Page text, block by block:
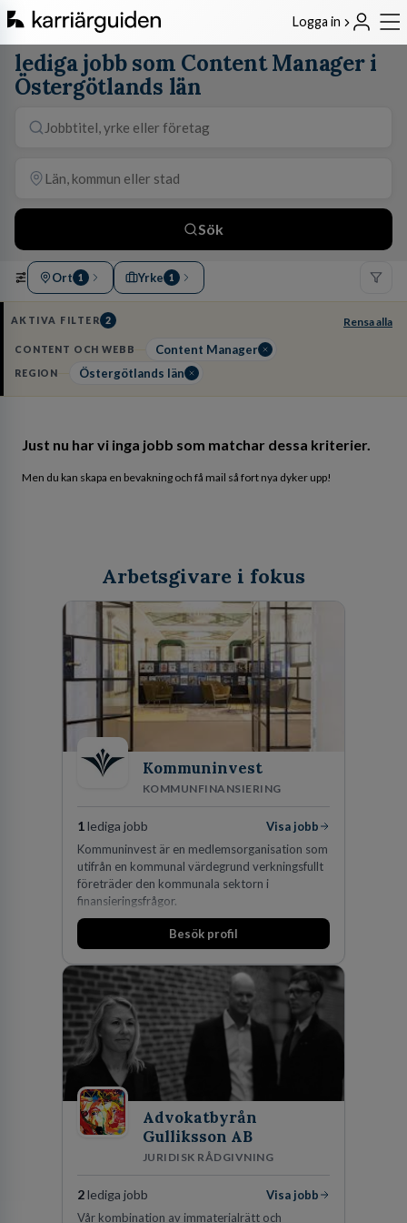
Logga in
lediga jobb som Content Manager i
Östergötlands län
Sök
Ort 1 Yrke 1
AKTIVA FILTER 2 Rensa alla
CONTENT OCH WEBB Content Manager
REGION Östergötlands län
Just nu har vi inga jobb som matchar dessa kriterier.
Men du kan skapa en bevakning och få mail så fort nya dyker upp!
Arbetsgivare i fokus
Kommuninvest
KOMMUNFINANSIERING
1lediga jobb
Visa jobb
Kommuninvest är en medlemsorganisation som
utifrån en kommunal värdegrund verkningsfullt
företräder den kommunala sektorn i
finansieringsfrågor.
Besök profil
Advokatbyrån
Gulliksson AB
JURIDISK RÅDGIVNING
2lediga jobb
Visa jobb
Vår kombination av immaterialrätt och